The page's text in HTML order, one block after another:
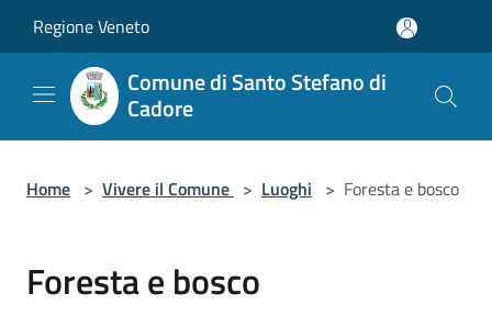
Regione Veneto
Comune di Santo Stefano di
Cadore
Home > Vivere il Comune > Luoghi > Foresta e bosco
Foresta e bosco